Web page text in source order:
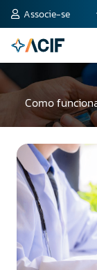
Associe-se
Como